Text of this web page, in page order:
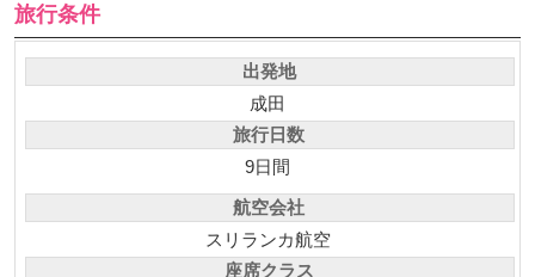
旅行条件
出発地
成田
旅行日数
9日間
航空会社
スリランカ航空
座席クラス